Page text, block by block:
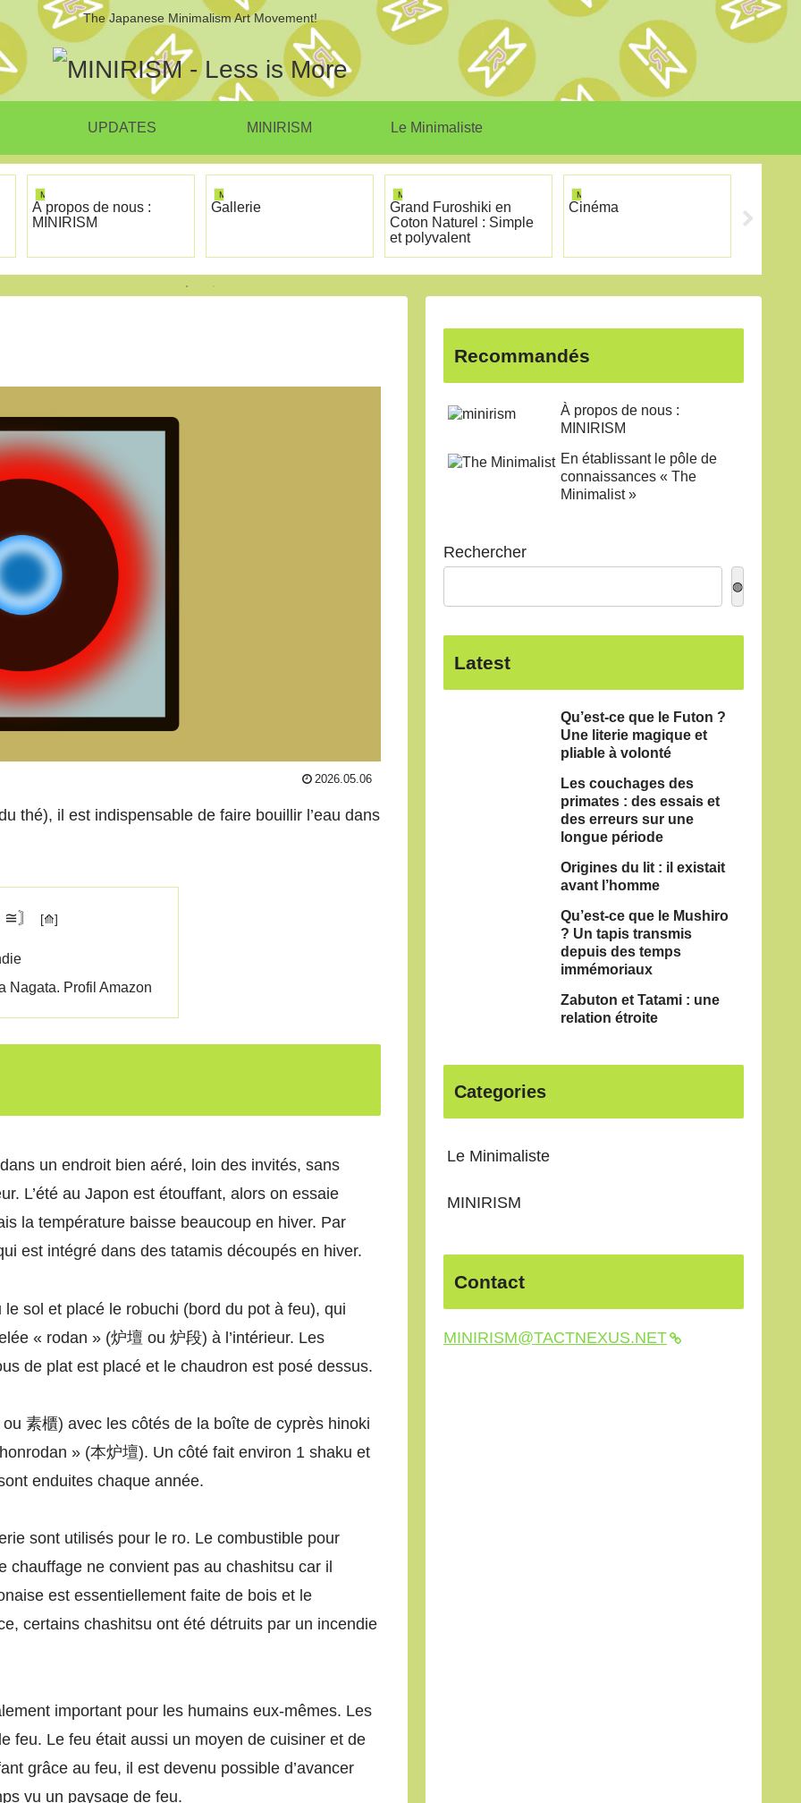
The Japanese Minimalism Art Movement!
UPDATES MINIRISM Le Minimaliste
MINIRISM
À propos de nous :
MINIRISM
MINIRISM
Gallerie
MINIRISM
Grand Furoshiki en
Coton Naturel : Simple
et polyvalent
MINIRISM
Cinéma
2026.05.06
thé), il est indispensable de faire bouillir l’eau dans
〙
Nagata. Profil Amazon
un endroit bien aéré, loin des invités, sans
L’été au Japon est étouffant, alors on essaie
la température baisse beaucoup en hiver. Par
est intégré dans des tatamis découpés en hiver.
sol et placé le robuchi (bord du pot à feu), qui
« rodan » (炉壇 ou 炉段) à l’intérieur. Les
de plat est placé et le chaudron est posé dessus.
素櫃) avec les côtés de la boîte de cyprès hinoki
» (本炉壇). Un côté fait environ 1 shaku et
enduites chaque année.
sont utilisés pour le ro. Le combustible pour
ne convient pas au chashitsu car il
est essentiellement faite de bois et le
certains chashitsu ont été détruits par un incendie
important pour les humains eux-mêmes. Les
feu. Le feu était aussi un moyen de cuisiner et de
grâce au feu, il est devenu possible d’avancer
vu un paysage de feu.
Recommandés
À propos de nous :
MINIRISM
En établissant le pôle de
connaissances « The
Minimalist »
Rechercher
◍
Latest
Qu’est-ce que le Futon ?
Une literie magique et
pliable à volonté
Les couchages des
primates : des essais et
des erreurs sur une
longue période
Origines du lit : il existait
avant l’homme
Qu’est-ce que le Mushiro
? Un tapis transmis
depuis des temps
immémoriaux
Zabuton et Tatami : une
relation étroite
Categories
Le Minimaliste
MINIRISM
Contact
MINIRISM@TACTNEXUS.NET